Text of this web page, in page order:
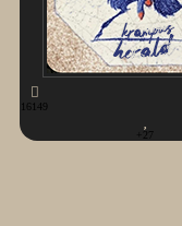
16149
+27